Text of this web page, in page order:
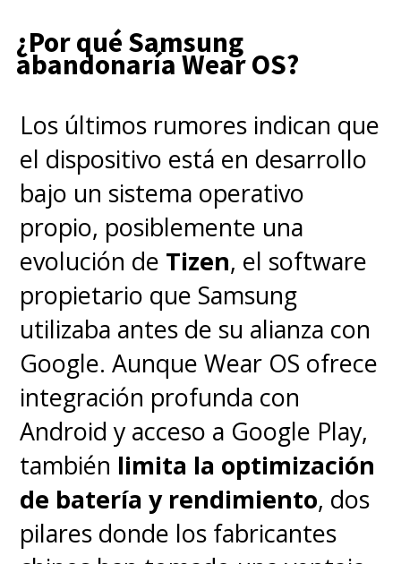
¿Por qué Samsung
abandonaría Wear OS?
Los últimos rumores indican que
el dispositivo está en desarrollo
bajo un sistema operativo
propio, posiblemente una
evolución de Tizen, el software
propietario que Samsung
utilizaba antes de su alianza con
Google. Aunque Wear OS ofrece
integración profunda con
Android y acceso a Google Play,
también limita la optimización
de batería y rendimiento, dos
pilares donde los fabricantes